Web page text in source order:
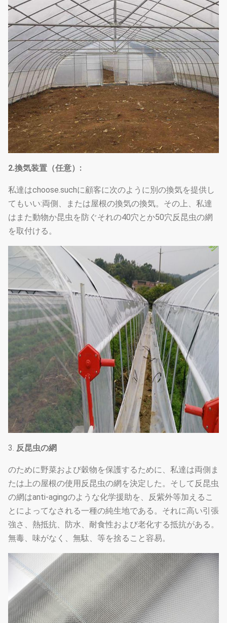
2.換気装置（任意）:
私達はchoose.suchに顧客に次のように別の換気を提供し
てもいい:両側、または屋根の換気の換気。その上、私達
はまた動物か昆虫を防ぐそれの40穴とか50穴反昆虫の網
を取付ける。
3. 反昆虫の網
のために野菜および穀物を保護するために、私達は両側ま
たは上の屋根の使用反昆虫の網を決定した。そして反昆虫
の網はanti-agingのような化学援助を、反紫外等加えるこ
とによってなされる一種の純生地である。それに高い引張
強さ、熱抵抗、防水、耐食性および老化する抵抗がある。
無毒、味がなく、無駄、等を捨ること容易。